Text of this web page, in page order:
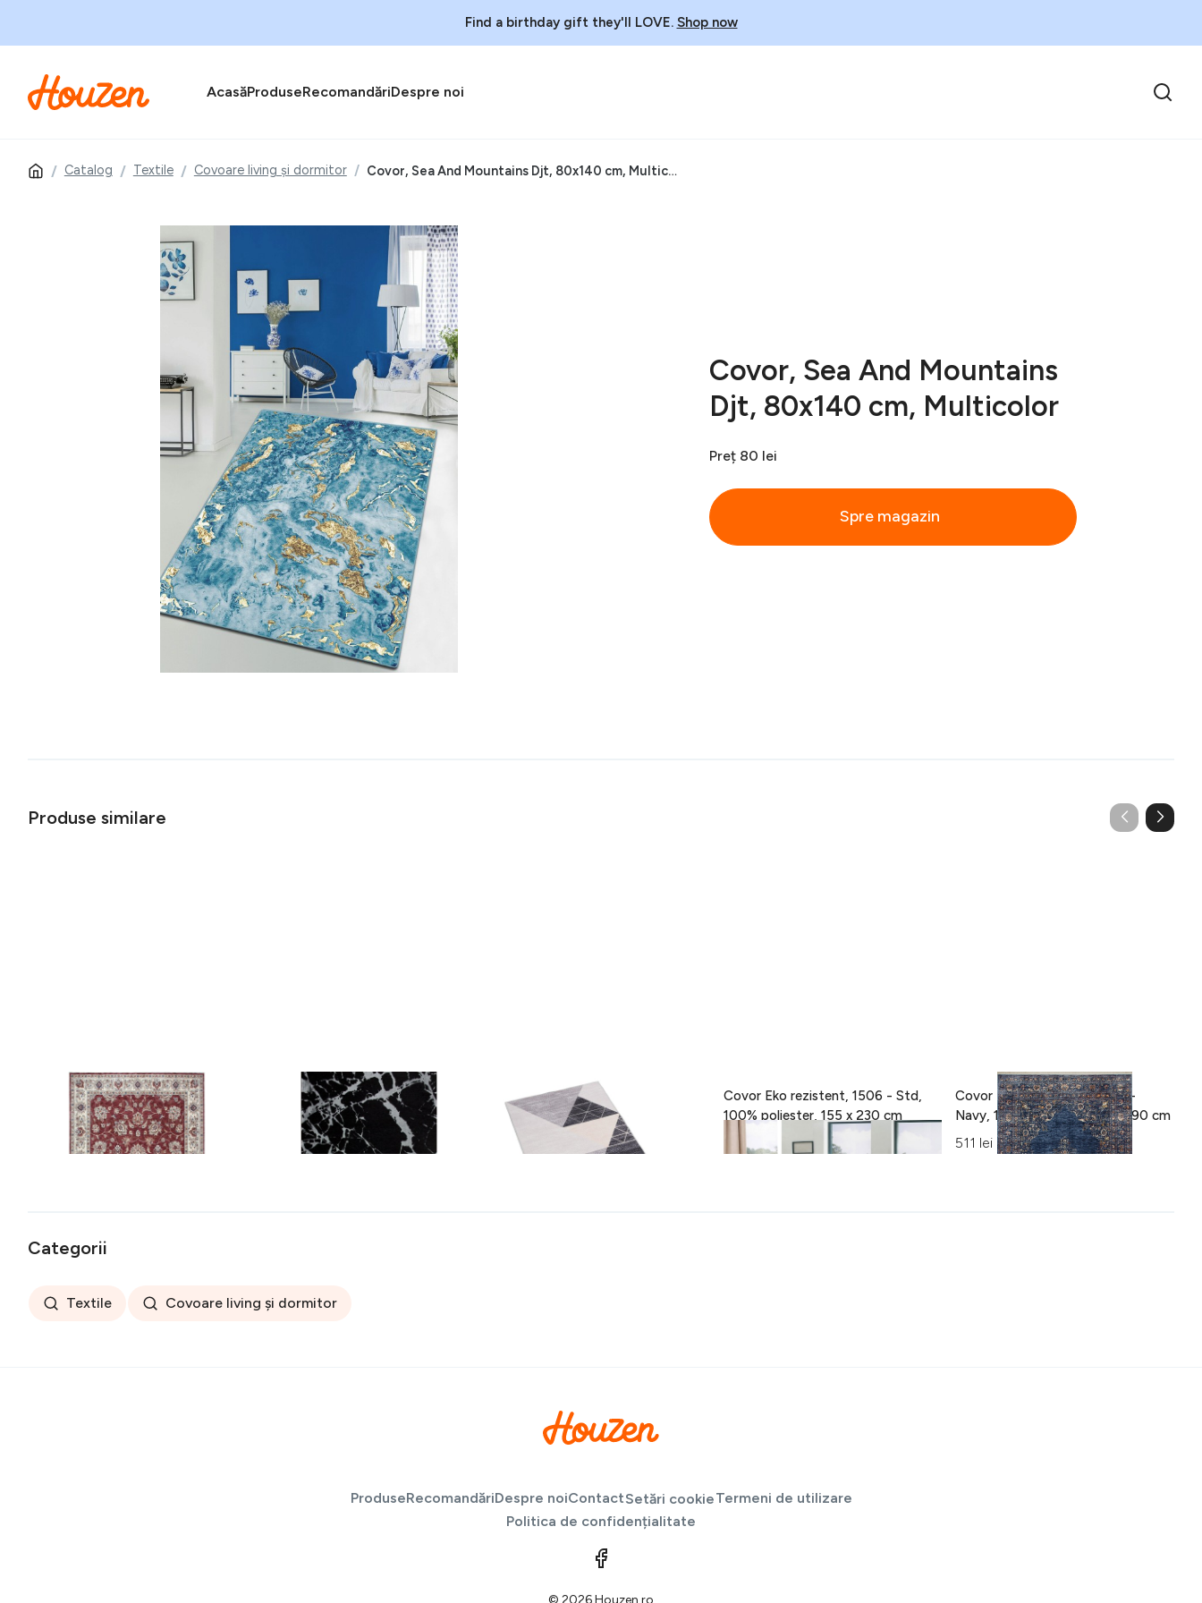
Find a birthday gift they'll LOVE. Shop now
AcasăProduseRecomandăriDespre noi
Catalog Textile Covoare living și dormitor Covor, Sea And Mountains Djt, 80x140 cm, Multicolor
Covor, Sea And Mountains
Djt, 80x140 cm, Multicolor
Preț 80 lei
Spre magazin
Produse similare
Covor rezistent Eko, ALT 05 - Red,
Ivory, 100% poliester, 80 x 150 cm
Covor rezistent SM 21 - Black,
Silver XW, 80x300 cm
441 lei
Covor Eva, Heinner, 160 x 230 cm,
100% poliester, gri
189 lei
Covor Eko rezistent, 1506 - Std,
100% poliester, 155 x 230 cm
418 lei
Covor Eko rezistent, ALT 01 -
Navy, 100% poliester, 130 x 190 cm
511 lei
Categorii
Textile Covoare living și dormitor
ProduseRecomandăriDespre noiContactSetări cookieTermeni de utilizare
Politica de confidențialitate